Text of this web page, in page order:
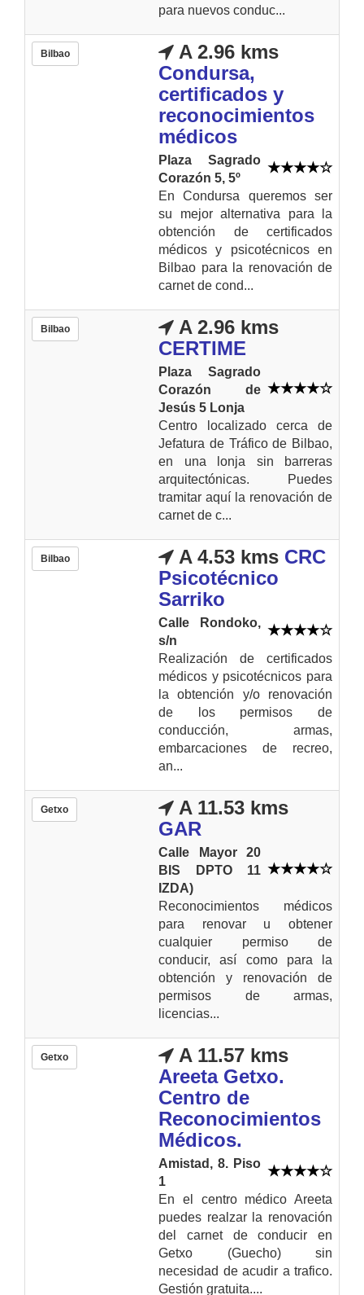
para nuevos conduc...
Bilbao
A 2.96 kms
Condursa,
certificados y
reconocimientos
médicos
Plaza Sagrado
Corazón 5, 5º
En Condursa queremos ser
su mejor alternativa para la
obtención de certificados
médicos y psicotécnicos en
Bilbao para la renovación de
carnet de cond...
Bilbao
A 2.96 kms
CERTIME
Plaza Sagrado
Corazón de
Jesús 5 Lonja
Centro localizado cerca de
Jefatura de Tráfico de Bilbao,
en una lonja sin barreras
arquitectónicas. Puedes
tramitar aquí la renovación de
carnet de c...
Bilbao A 4.53 kms CRC
Psicotécnico
Sarriko
Calle Rondoko,
s/n
Realización de certificados
médicos y psicotécnicos para
la obtención y/o renovación
de los permisos de
conducción, armas,
embarcaciones de recreo,
an...
Getxo
A 11.53 kms
GAR
Calle Mayor 20
BIS DPTO 11
IZDA)
Reconocimientos médicos
para renovar u obtener
cualquier permiso de
conducir, así como para la
obtención y renovación de
permisos de armas,
licencias...
Getxo
A 11.57 kms
Areeta Getxo.
Centro de
Reconocimientos
Médicos.
Amistad, 8. Piso
1
En el centro médico Areeta
puedes realzar la renovación
del carnet de conducir en
Getxo (Guecho) sin
necesidad de acudir a trafico.
Gestión gratuita....